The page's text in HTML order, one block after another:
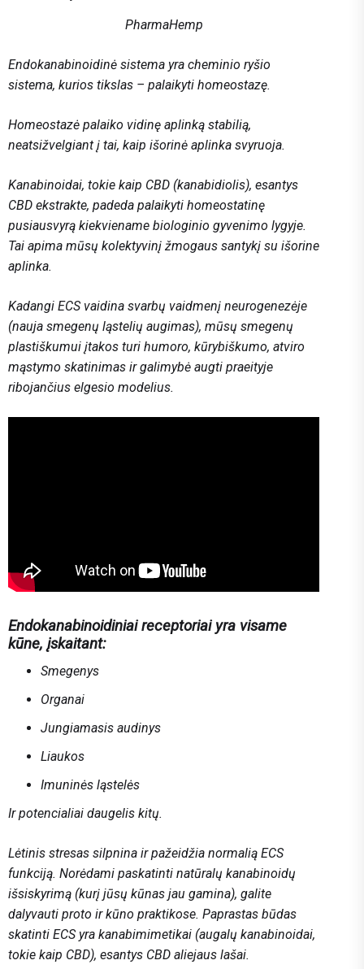
PharmaHemp
Endokanabinoidinė sistema yra cheminio ryšio
sistema, kurios tikslas – palaikyti homeostazę.
Homeostazė palaiko vidinę aplinką stabilią,
neatsižvelgiant į tai, kaip išorinė aplinka svyruoja.
Kanabinoidai, tokie kaip CBD (kanabidiolis), esantys
CBD ekstrakte, padeda palaikyti homeostatinę
pusiausvyrą kiekviename biologinio gyvenimo lygyje.
Tai apima mūsų kolektyvinį žmogaus santykį su išorine
aplinka.
Kadangi ECS vaidina svarbų vaidmenį neurogenezėje
(nauja smegenų ląstelių augimas), mūsų smegenų
plastiškumui įtakos turi humoro, kūrybiškumo, atviro
mąstymo skatinimas ir galimybė augti praeityje
ribojančius elgesio modelius.
Endokanabinoidiniai receptoriai yra visame
kūne, įskaitant:
Smegenys
Organai
Jungiamasis audinys
Liaukos
Imuninės ląstelės
Ir potencialiai daugelis kitų.
Lėtinis stresas silpnina ir pažeidžia normalią ECS
funkciją. Norėdami paskatinti natūralų kanabinoidų
išsiskyrimą (kurį jūsų kūnas jau gamina), galite
dalyvauti proto ir kūno praktikose. Paprastas būdas
skatinti ECS yra kanabimimetikai (augalų kanabinoidai,
tokie kaip CBD), esantys CBD aliejaus lašai.